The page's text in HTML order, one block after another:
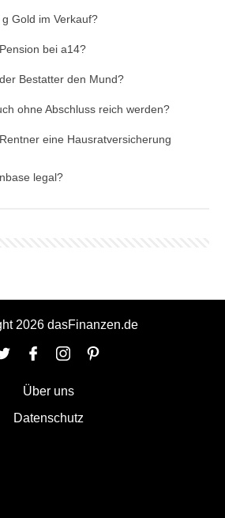
Gold im Verkauf?
bei a14?
Bestatter den Mund?
ohne Abschluss reich werden?
eine Hausratversicherung
legal?
2026 dasFinanzen.de
Über uns
Datenschutz